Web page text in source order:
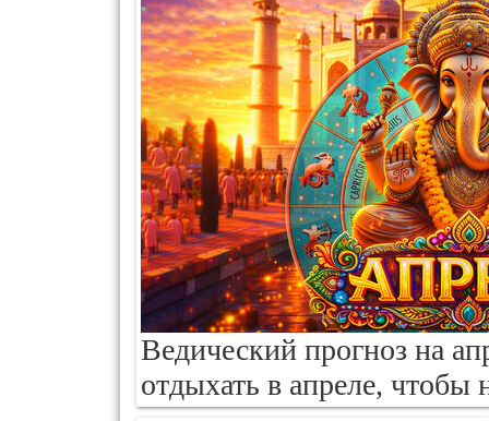
Ведический прогноз на
отдыхать в апреле, чтобы